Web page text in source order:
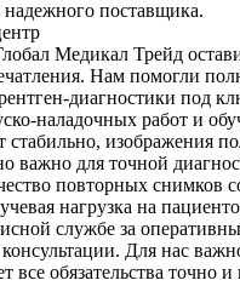
поставщика.
Медикал Трейд
Нам помогли
диагностики под
наладочных работ и
изображения
важно для точной
повторных снимков
нагрузка на
службе за
Для нас
все обязательства точно и